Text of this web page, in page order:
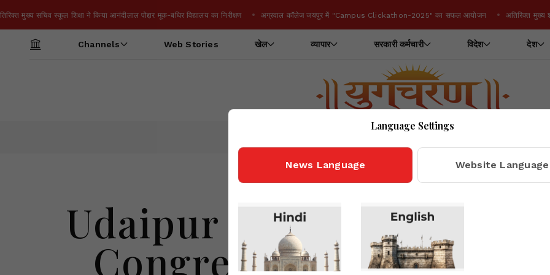
Language Settings
News Language Website Language
मुख्य सचिव स्कूल शिक्षा ने किया आनंदीलाल पोद्दार मूक-बधिर विद्यालय का निरीक्षण अग्रवाल कॉलेज जयपुर में "Campus Clickathon-2025" का सफल आयोजन अतिरिक्त मुख्य शासन
Channels Web Stories खेल व्यापार सरकारी कर्मचारी विदेश देश
Udaipur Files से राजस्थान में
Congress & BJP नेताओं में